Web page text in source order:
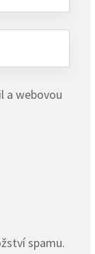
a webovou
spamu.